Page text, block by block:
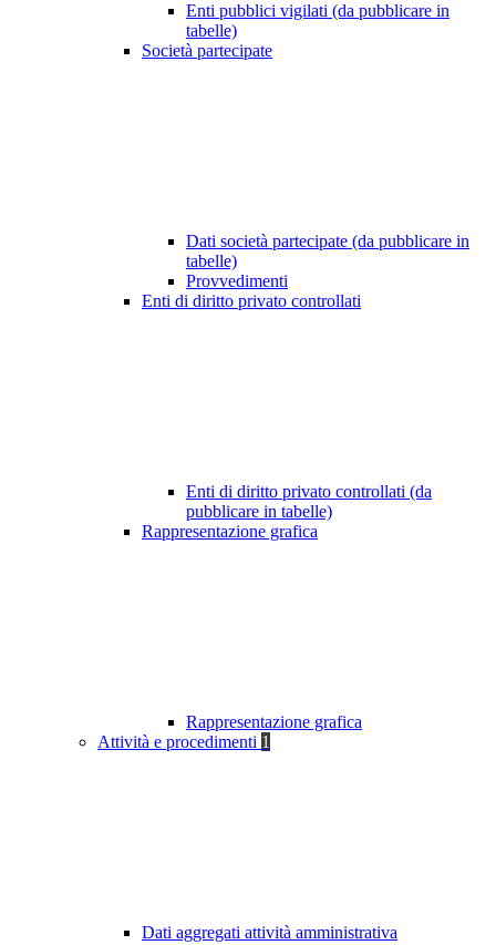
Enti pubblici vigilati (da pubblicare in
tabelle)
Società partecipate
Dati società partecipate (da pubblicare in
tabelle)
Provvedimenti
Enti di diritto privato controllati
Enti di diritto privato controllati (da
pubblicare in tabelle)
Rappresentazione grafica
Rappresentazione grafica
Attività e procedimenti 1
Dati aggregati attività amministrativa